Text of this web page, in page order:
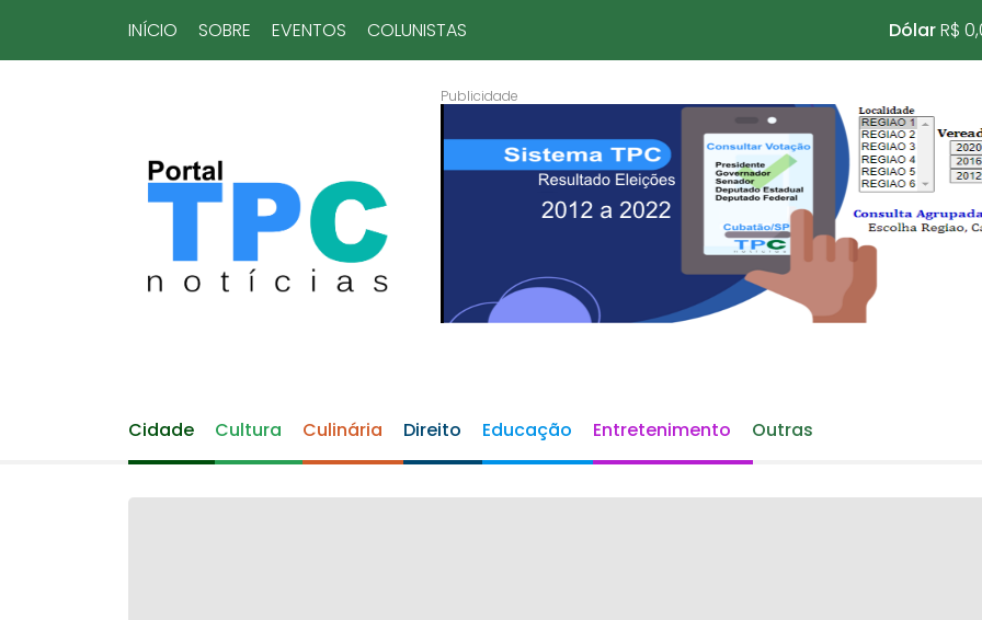
INÍCIO SOBRE EVENTOS COLUNISTAS DólarR$
Cidade Cultura Culinária Direito Educação Entretenimento Outras